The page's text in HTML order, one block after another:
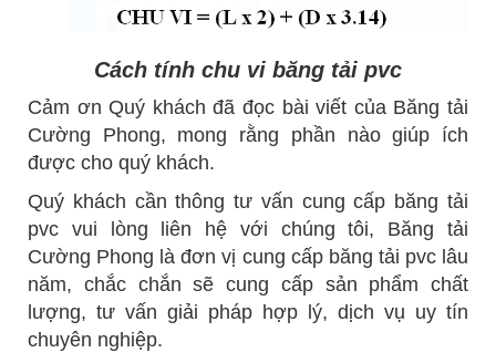
Cách tính chu vi băng tải pvc
Cảm ơn Quý khách đã đọc bài viết của Băng tải
Cường Phong, mong rằng phần nào giúp ích
được cho quý khách.
Quý khách cần thông tư vấn cung cấp băng tải
pvc vui lòng liên hệ với chúng tôi, Băng tải
Cường Phong là đơn vị cung cấp băng tải pvc lâu
năm, chắc chắn sẽ cung cấp sản phẩm chất
lượng, tư vấn giải pháp hợp lý, dịch vụ uy tín
chuyên nghiệp.